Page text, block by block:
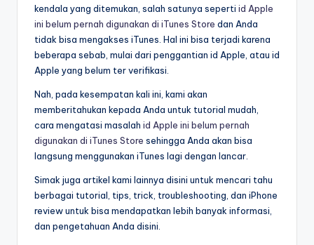
kendala yang ditemukan, salah satunya seperti id Apple
ini belum pernah digunakan di iTunes Store dan Anda
tidak bisa mengakses iTunes. Hal ini bisa terjadi karena
beberapa sebab, mulai dari penggantian id Apple, atau id
Apple yang belum ter verifikasi.
Nah, pada kesempatan kali ini, kami akan
memberitahukan kepada Anda untuk tutorial mudah,
cara mengatasi masalah id Apple ini belum pernah
digunakan di iTunes Store sehingga Anda akan bisa
langsung menggunakan iTunes lagi dengan lancar.
Simak juga artikel kami lainnya disini untuk mencari tahu
berbagai tutorial, tips, trick, troubleshooting, dan iPhone
review untuk bisa mendapatkan lebih banyak informasi,
dan pengetahuan Anda disini.